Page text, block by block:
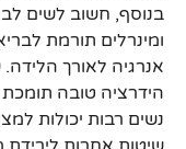
בנוסף, חשוב לשים לב
ומינרלים תורמת
אנרגיה לאורך
הידרציה טובה
נשים רבות יכולות